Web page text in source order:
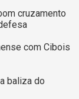
cruzamento
com Cibois
baliza do